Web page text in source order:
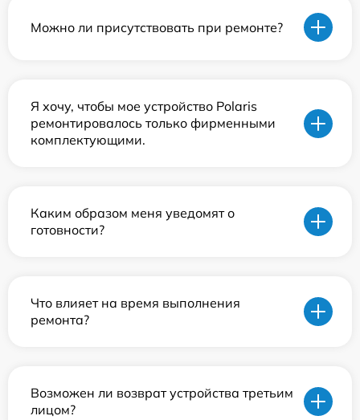
Можно ли присутствовать при ремонте?
Я хочу, чтобы мое устройство Polaris
ремонтировалось только фирменными
комплектующими.
Каким образом меня уведомят о
готовности?
Что влияет на время выполнения
ремонта?
Возможен ли возврат устройства третьим
лицом?